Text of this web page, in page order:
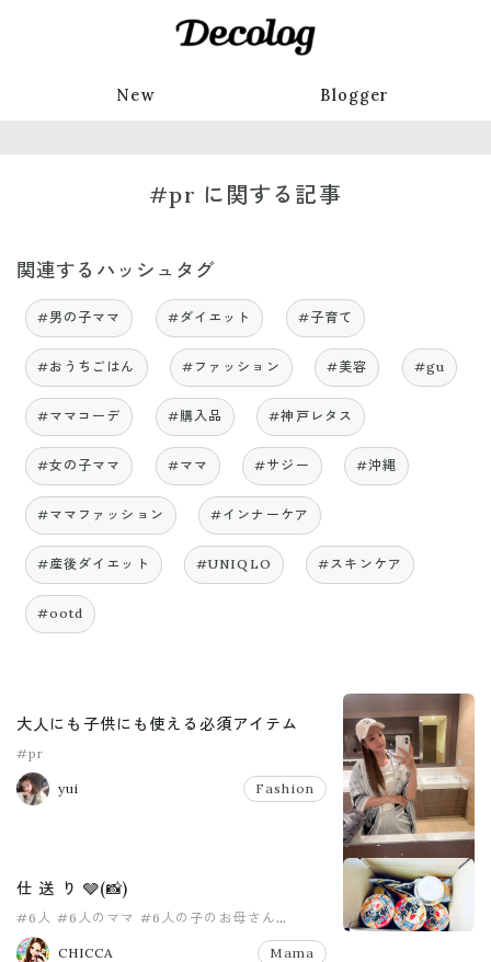
New Blogger
#pr に関する記事
関連するハッシュタグ
#男の子ママ #ダイエット #子育て
#おうちごはん #ファッション #美容 #gu
#ママコーデ #購入品 #神戸レタス
#女の子ママ #ママ #サジー #沖縄
#ママファッション #インナーケア
#産後ダイエット #UNIQLO #スキンケア
#ootd
大人にも子供にも使える必須アイテム
#pr
yui Fashion
仕 送 り 🩶(📸)
#6人 #6人のママ #6人の子のお母さん
#8人家族
CHICCA
Mama